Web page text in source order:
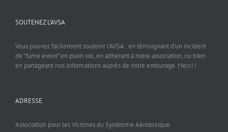
SOUTENEZ L’AVSA
Vous pouvez facilement soutenir l'AVSA : en témoignant d'un incident
de "fume event" en plein vol, en adhérant à notre association, ou bien
en partageant nos informations auprès de votre entourage. Merci !
ADRESSE
Association pour les Victimes du Syndrome Aérotoxique